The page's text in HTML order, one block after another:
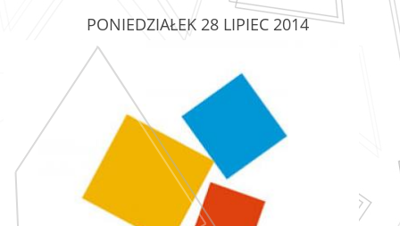
PONIEDZIAŁEK 28 LIPIEC 2014